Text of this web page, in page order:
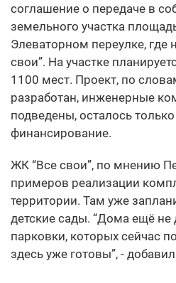
соглашение о передаче в
земельного участка
Элеваторном переулке, где
свои”. На участке
1100 мест. Проект, по
разработан, инженерные
подведены, осталось
финансирование.
ЖК “Все свои”, по мнению
примеров реализации
территории. Там уже
детские сады. “Дома ещё не
парковки, которых сейчас
здесь уже готовы”, -